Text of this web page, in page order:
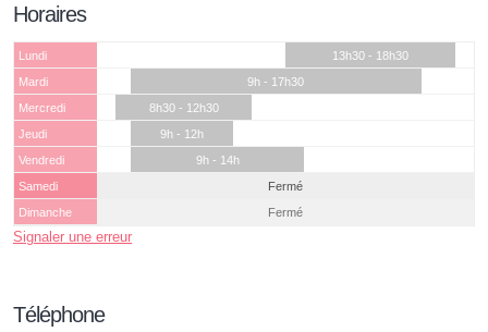
Horaires
Lundi
13h30 - 18h30
Mardi
9h - 17h30
Mercredi
8h30 - 12h30
Jeudi
9h - 12h
Vendredi
9h - 14h
Samedi
Fermé
Dimanche
Fermé
Signaler une erreur
Téléphone